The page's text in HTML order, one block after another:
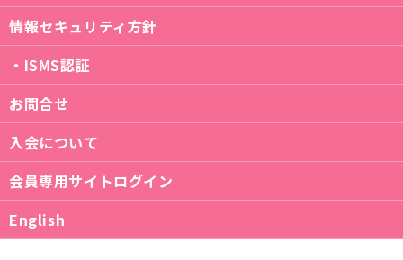
情報セキュリティ方針
・ISMS認証
お問合せ
入会について
会員専用サイトログイン
English